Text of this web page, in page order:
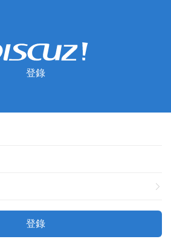
登錄
登錄